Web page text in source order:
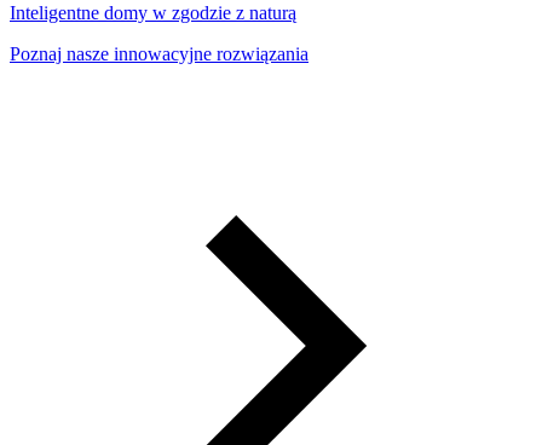
Inteligentne domy w zgodzie z naturą
Poznaj nasze innowacyjne rozwiązania